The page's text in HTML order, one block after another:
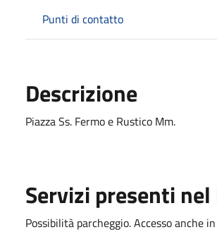
Punti di contatto
Descrizione
Piazza Ss. Fermo e Rustico Mm.
Servizi presenti
Possibilità parcheggio. Accesso anche